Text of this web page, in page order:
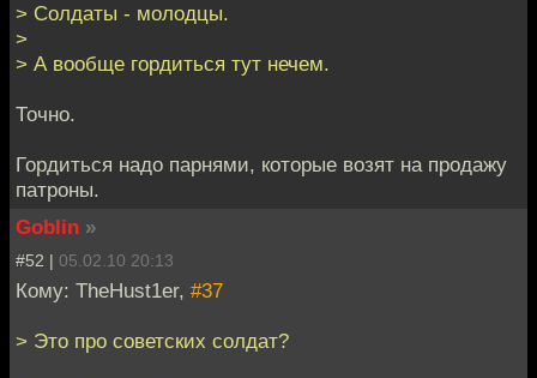
> Солдаты - молодцы.
>
> А вообще гордиться тут нечем.
Точно.
Гордиться надо парнями, которые возят на продажу
патроны.
Goblin »
#52 | 05.02.10 20:13
Кому: TheHust1er, #37
> Это про советских солдат?